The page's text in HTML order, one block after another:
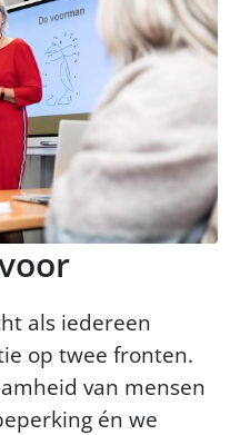
als iedereen
op twee fronten.
van mensen
én we